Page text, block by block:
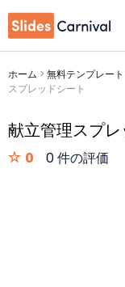
ホーム > 無料テンプレート
スプレッドシート
献立管理スプ
0 0 件の評価